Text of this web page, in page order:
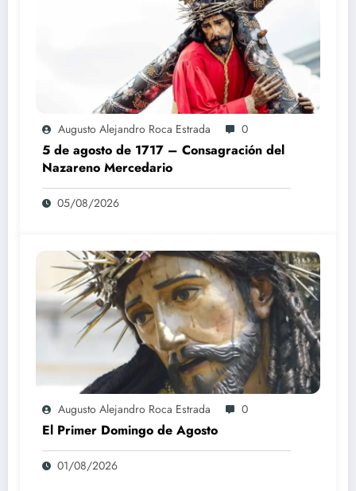
Augusto Alejandro Roca Estrada 0
5 de agosto de 1717 – Consagración del
Nazareno Mercedario
05/08/2026
Augusto Alejandro Roca Estrada 0
El Primer Domingo de Agosto
01/08/2026